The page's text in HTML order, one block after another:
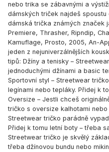
nebo trika se zábavnými a
dámských triček najdeš spoustu
dámská trička známých značek
Premiere, Thrasher, Ripndip,
Kamuflage, Prosto, 2005, An-
jeden z nejuniverzálnějších
tipů: Džíny a tenisky –
jednoduchými džínami a basic
Sportovní styl – Streetwear
legínami nebo tepláky. Přidej k
Oversize – Jestli chceš
tričko s oversize kalhotami nebo
Streetwear tričko parádně
Přidej k tomu letní boty – třeba
Streetwear tričko je skvělý
třeba džínovou bundu nebo